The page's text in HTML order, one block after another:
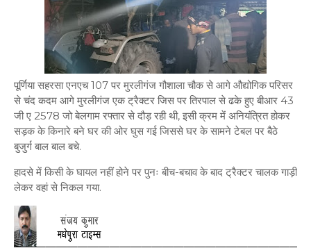
पूर्णिया सहरसा एनएच 107 पर मुरलीगंज गौशाला चौक से आगे औद्योगिक परिसर
से चंद कदम आगे मुरलीगंज एक ट्रैक्टर जिस पर तिरपाल से ढके हुए बीआर 43
जी ए 2578 जो बेलगाम रफ्तार से दौड़ रही थी, इसी क्रम में अनियंत्रित होकर
सड़क के किनारे बने घर की ओर घुस गई जिससे घर के सामने टेबल पर बैठे
बुजुर्ग बाल बाल बचे.
हादसे में किसी के घायल नहीं होने पर पुनः बीच-बचाव के बाद ट्रैक्टर चालक गाड़ी
लेकर वहां से निकल गया.